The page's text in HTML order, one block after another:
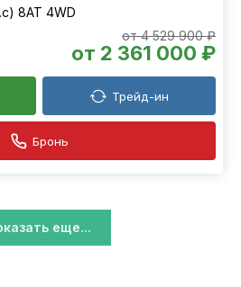
8AT 4WD
от 4 529 900 ₽
от 2 361 000 ₽
Трейд-ин
Бронь
еще...